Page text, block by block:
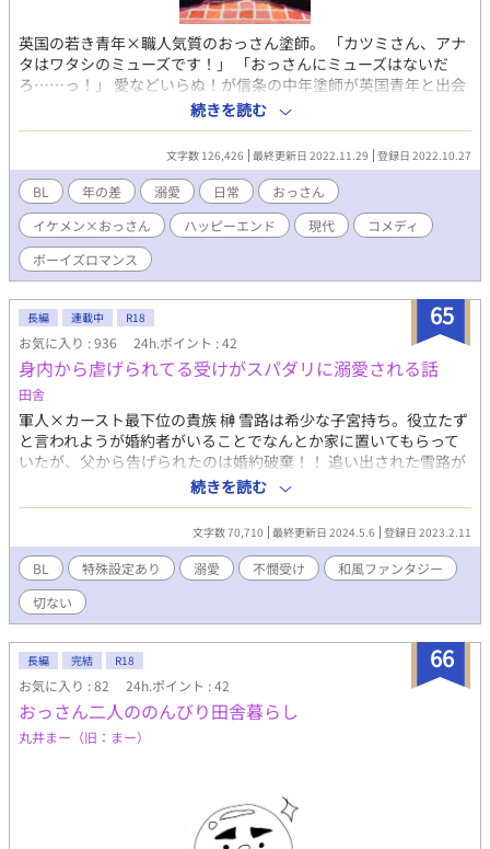
英国の若き青年×職人気質のおっさん塗師。 「カツミさん、アナ
タはワタシのミューズです！」 「おっさんにミューズはないだ
ろ……っ！」 愛などいらぬ！が信条の中年塗師が英国青年と出会
って仲を深めていくコメディBL。男前おっさん×伝統工芸×田舎
ライフ物語。 第10回BL小説大賞エントリー作品。よろしくお願い
続きを読む
文字数 126,426 最終更新日 2022.11.29 登録日 2022.10.27
BL 年の差 溺愛 日常
おっさん
イケメン×おっさん
ハッピーエンド 現代
コメディ
ボーイズロマンス
65
長編 連載中 R18
お気に入り : 936 24h.ポイント : 42
身内から虐げられてる受けがスパダリに溺愛される話
田舎
軍人×カースト最下位の貴族 榊 雪路は希少な子宮持ち。役立たず
と言われようが婚約者がいることでなんとか家に置いてもらって
いたが、父から告げられたのは婚約破棄！！ 追い出された雪路が
奉公先に訪れたのは軍人貴族である鬼崎家！？ 全体的にふわっと
した設定です。 【舞台】大正あたりの日本をモチーフにした異世
界。 【地雷回避】ふたなりではありませんが子宮という特殊＆フ
ァンタジー有り。(後半で強く出てきます) 一章完結済。二章は準
備中…
続きを読む
文字数 70,710 最終更新日 2024.5.6 登録日 2023.2.11
BL 特殊設定あり 溺愛 不憫受け
和風ファンタジー
切ない
66
長編 完結 R18
お気に入り : 82 24h.ポイント : 42
おっさん二人ののんびり田舎暮らし
丸井まー（旧：まー）